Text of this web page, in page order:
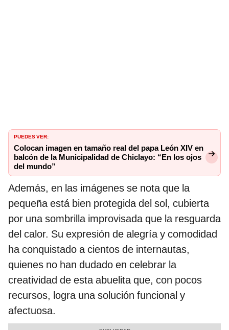
PUEDES VER:
Colocan imagen en tamaño real del papa León XIV en
balcón de la Municipalidad de Chiclayo: “En los ojos
del mundo”
Además, en las imágenes se nota que la
pequeña está bien protegida del sol, cubierta
por una sombrilla improvisada que la resguarda
del calor. Su expresión de alegría y comodidad
ha conquistado a cientos de internautas,
quienes no han dudado en celebrar la
creatividad de esta abuelita que, con pocos
recursos, logra una solución funcional y
afectuosa.